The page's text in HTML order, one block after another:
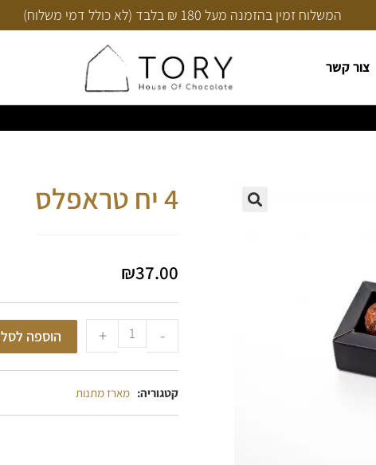
המשלוח זמין בהזמנה מעל 180 ₪ בלבד (לא כולל דמי משלוח)
צור קשר
4 יח טראפלס
₪37.00
-
+ הוספה לסל
קטגוריה מארז מתנות